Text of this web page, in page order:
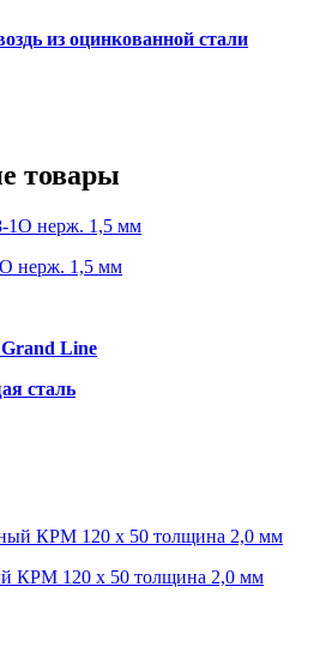
из оцинкованной стали
товары
нерж. 1,5 мм
Line
сталь
КРМ 120 х 50 толщина 2,0 мм